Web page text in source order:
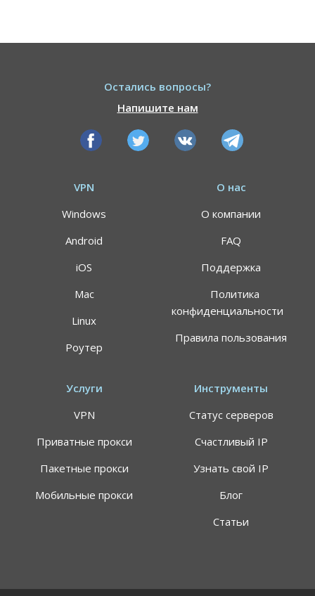
Остались вопросы?
Напишите нам
VPN
Windows
Android
iOS
Mac
Linux
Роутер
О нас
О компании
FAQ
Поддержка
Политика
конфиденциальности
Правила пользования
Услуги
VPN
Приватные прокси
Пакетные прокси
Мобильные прокси
Инструменты
Статус серверов
Счастливый IP
Узнать свой IP
Блог
Статьи